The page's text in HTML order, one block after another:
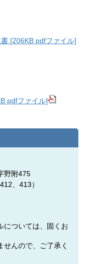
[206KB pdfファイル]
pdfファイル]
野附475
、413）
については、固くお
せんので、ご了承く